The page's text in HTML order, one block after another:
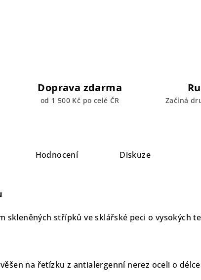
Doprava zdarma
od 1 500 Kč po celé ČR Začíná
Hodnocení Diskuze
skleněných střípků ve sklářské peci o vysokých
na řetízku z antialergenní nerez oceli o